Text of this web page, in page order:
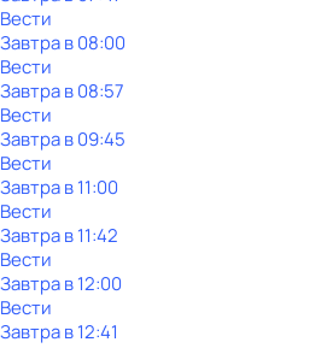
Вести
Завтра в 08:00
Вести
Завтра в 08:57
Вести
Завтра в 09:45
Вести
Завтра в 11:00
Вести
Завтра в 11:42
Вести
Завтра в 12:00
Вести
Завтра в 12:41